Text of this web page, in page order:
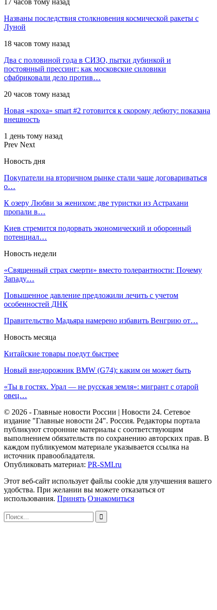
Названы последствия столкновения космической ракеты с
Луной
18 часов тому назад
Два с половиной года в СИЗО, пытки дубинкой и
постоянный прессинг: как московские силовики
сфабриковали дело против…
20 часов тому назад
Новая «кроха» smart #2 готовится к скорому дебюту: показана
внешность
1 день тому назад
Prev Next
Новость дня
Покупатели на вторичном рынке стали чаще договариваться
о…
К озеру Любви за женихом: две туристки из Астрахани
пропали в…
Киев стремится подорвать экономический и оборонный
потенциал…
Новость недели
«Священный страх смерти» вместо толерантности: Почему
Западу…
Повышенное давление предложили лечить с учетом
особенностей ДНК
Правительство Мадьяра намерено избавить Венгрию от…
Новость месяца
Китайские товары поедут быстрее
Новый внедорожник BMW (G74): каким он может быть
«Ты в гостях. Урал — не русская земля»: мигрант с отарой
овец…
© 2026 - Главные новости России | Новости 24. Сетевое
издание "Главные новости 24". Россия. Редакторы портала
публикуют сторонние материалы с соответствующим
выполнением обязательств по сохранению авторских прав. В
каждом публикуемом материале указывается ссылка на
источник правообладателя.
Опубликовать материал: PR-SMI.ru
Этот веб-сайт использует файлы cookie для улучшения вашего
удобства. При желании вы можете отказаться от
использования. Принять Ознакомиться